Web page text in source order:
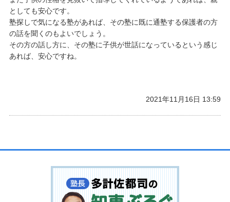
としても安心です。
塾探しで気になる塾があれば、その塾に既に通塾する保護者の方
の話を聞くのもよいでしょう。
その方の話し方に、その塾に子供が世話になっているという感じ
あれば、安心ですね。
2021年11月16日 13:59